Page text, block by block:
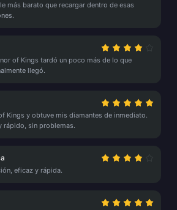
más barato que recargar dentro de esas
of Kings tardó un poco más de lo que
llegó.
Kings y obtuve mis diamantes de inmediato.
rápido, sin problemas.
eficaz y rápida.